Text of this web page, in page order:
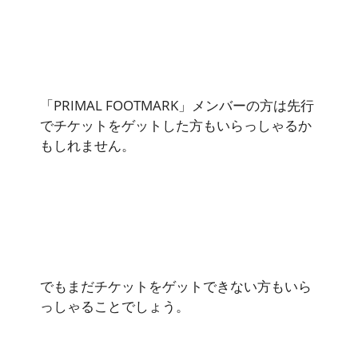
「PRIMAL FOOTMARK」メンバーの方は先行
でチケットをゲットした方もいらっしゃるか
もしれません。
でもまだチケットをゲットできない方もいら
っしゃることでしょう。